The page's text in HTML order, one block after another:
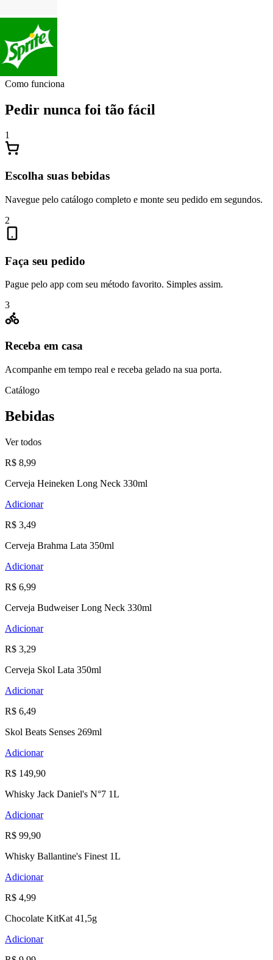
Como funciona
Pedir nunca foi tão fácil
1
Escolha suas bebidas
Navegue pelo catálogo completo e monte seu pedido em segundos.
2
Faça seu pedido
Pague pelo app com seu método favorito. Simples assim.
3
Receba em casa
Acompanhe em tempo real e receba gelado na sua porta.
Catálogo
Bebidas
Ver todos
R$ 8,99
Cerveja Heineken Long Neck 330ml
Adicionar
R$ 3,49
Cerveja Brahma Lata 350ml
Adicionar
R$ 6,99
Cerveja Budweiser Long Neck 330ml
Adicionar
R$ 3,29
Cerveja Skol Lata 350ml
Adicionar
R$ 6,49
Skol Beats Senses 269ml
Adicionar
R$ 149,90
Whisky Jack Daniel's N°7 1L
Adicionar
R$ 99,90
Whisky Ballantine's Finest 1L
Adicionar
R$ 4,99
Chocolate KitKat 41,5g
Adicionar